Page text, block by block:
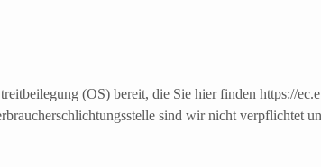
(OS) bereit, die Sie hier finden https://
sind wir nicht verpflichtet